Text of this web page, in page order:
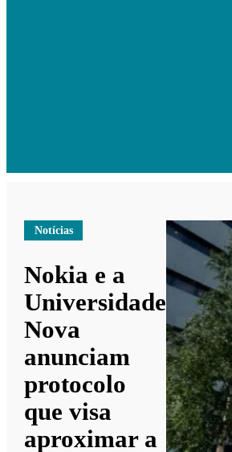
Notícias
Nokia e a
Universidade
Nova
anunciam
protocolo
que visa
aproximar a